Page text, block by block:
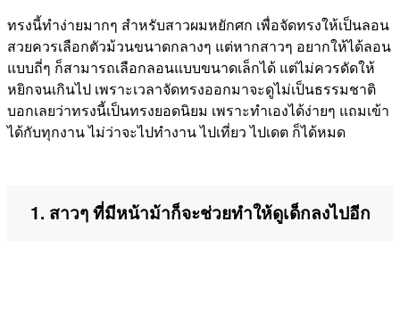
ทรงนี้ทำง่ายมากๆ สำหรับสาวผมหยักศก เพื่อจัดทรงให้เป็นลอน
สวยควรเลือกตัวม้วนขนาดกลางๆ แต่หากสาวๆ อยากให้ได้ลอน
แบบถี่ๆ ก็สามารถเลือกลอนแบบขนาดเล็กได้ แต่ไม่ควรดัดให้
หยิกจนเกินไป เพราะเวลาจัดทรงออกมาจะดูไม่เป็นธรรมชาติ
บอกเลยว่าทรงนี้เป็นทรงยอดนิยม เพราะทำเองได้ง่ายๆ แถมเข้า
ได้กับทุกงาน ไม่ว่าจะไปทำงาน ไปเที่ยว ไปเดต ก็ได้หมด
1. สาวๆ ที่มีหน้าม้าก็จะช่วยทำให้ดูเด็กลงไปอีก